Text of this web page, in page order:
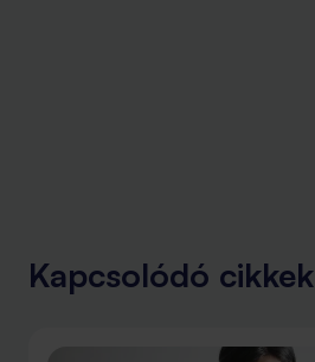
Kapcsolódó cikkek